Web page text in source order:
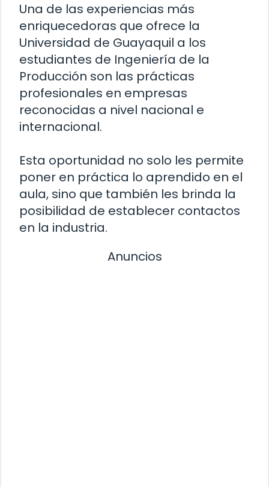
Una de las experiencias más
enriquecedoras que ofrece la
Universidad de Guayaquil a los
estudiantes de Ingeniería de la
Producción son las prácticas
profesionales en empresas
reconocidas a nivel nacional e
internacional.
Esta oportunidad no solo les permite
poner en práctica lo aprendido en el
aula, sino que también les brinda la
posibilidad de establecer contactos
en la industria.
Anuncios